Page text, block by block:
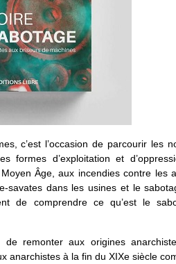
c’est l’occasion de parcourir les
formes d’exploitation et
Âge, aux incendies contre les
savates dans les usines et le
de comprendre ce qu’est le
remonter aux origines
anarchistes à la fin du XIXe siècle